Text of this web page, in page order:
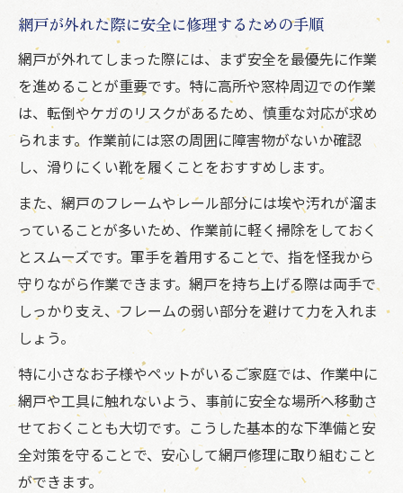
網戸が外れた際に安全に修理するための手順
網戸が外れてしまった際には、まず安全を最優先に作業
を進めることが重要です。特に高所や窓枠周辺での作業
は、転倒やケガのリスクがあるため、慎重な対応が求め
られます。作業前には窓の周囲に障害物がないか確認
し、滑りにくい靴を履くことをおすすめします。
また、網戸のフレームやレール部分には埃や汚れが溜ま
っていることが多いため、作業前に軽く掃除をしておく
とスムーズです。軍手を着用することで、指を怪我から
守りながら作業できます。網戸を持ち上げる際は両手で
しっかり支え、フレームの弱い部分を避けて力を入れま
しょう。
特に小さなお子様やペットがいるご家庭では、作業中に
網戸や工具に触れないよう、事前に安全な場所へ移動さ
せておくことも大切です。こうした基本的な下準備と安
全対策を守ることで、安心して網戸修理に取り組むこと
ができます。